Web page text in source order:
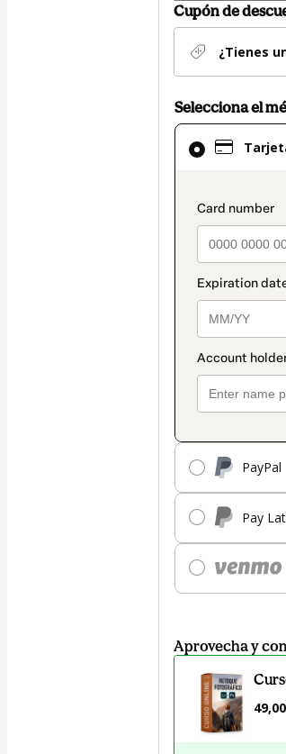
Cupón de
¿Tienes
Selecciona el
PayPal
Pay
El
método
seleccionado
Tarjeta
Aprovecha y